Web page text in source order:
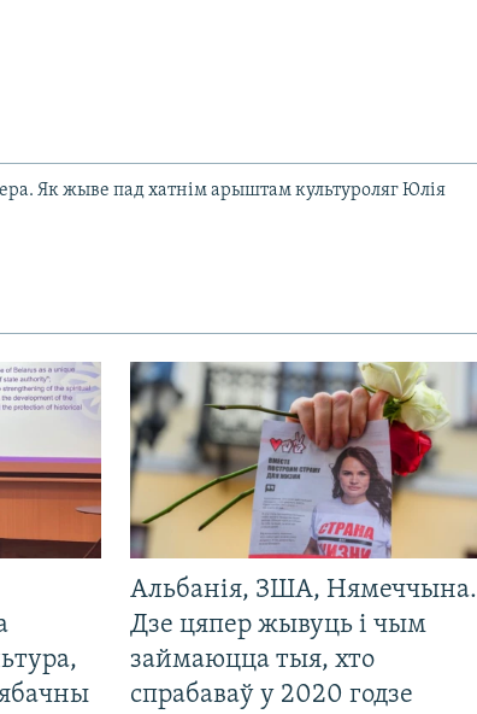
Як жыве пад хатнім арыштам культуроляг Юлія
Альбанія, ЗША, Нямеччына.
Дзе цяпер жывуць і чым
займаюцца тыя, хто
спрабаваў у 2020 годзе